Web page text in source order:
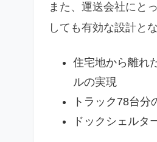
また、運送会社にと
しても有効な設計と
住宅地から離れ
ルの実現
トラック78台
ドックシェルタ